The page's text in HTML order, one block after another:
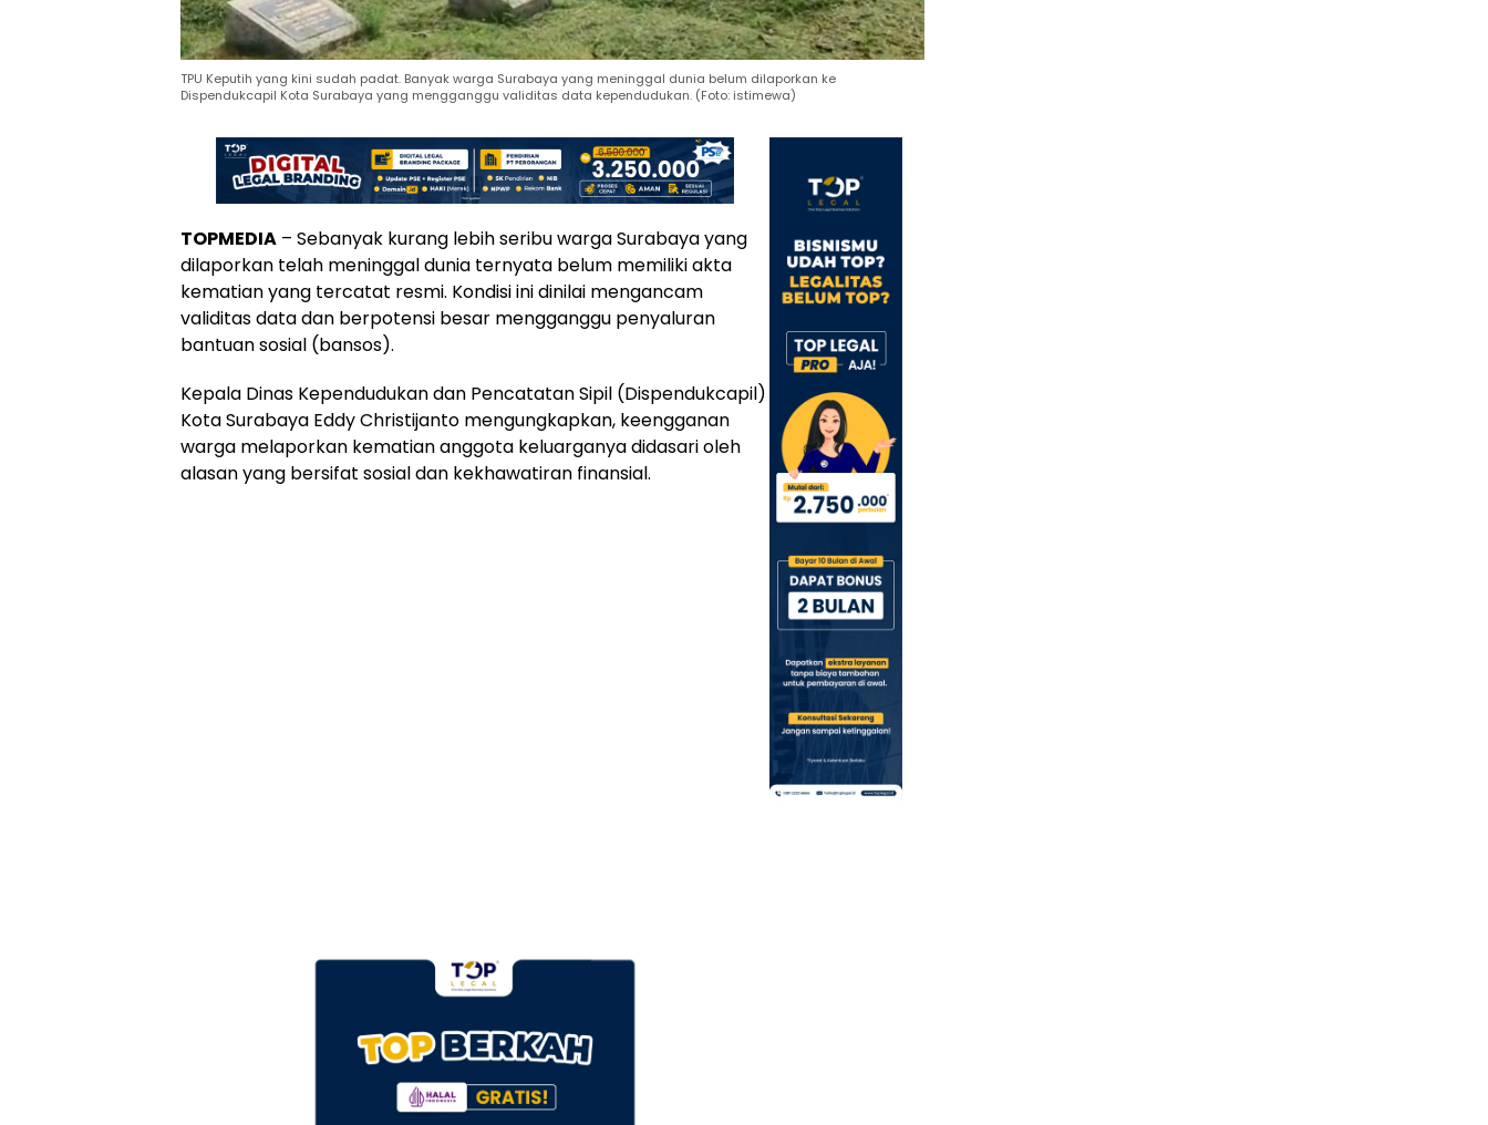
TPU Keputih yang kini sudah padat. Banyak warga Surabaya yang meninggal dunia belum dilaporkan ke
Dispendukcapil Kota Surabaya yang mengganggu validitas data kependudukan. (Foto: istimewa)
TOPMEDIA – Sebanyak kurang lebih seribu warga Surabaya yang
dilaporkan telah meninggal dunia ternyata belum memiliki akta
kematian yang tercatat resmi. Kondisi ini dinilai mengancam
validitas data dan berpotensi besar mengganggu penyaluran
bantuan sosial (bansos).
Kepala Dinas Kependudukan dan Pencatatan Sipil (Dispendukcapil)
Kota Surabaya Eddy Christijanto mengungkapkan, keengganan
warga melaporkan kematian anggota keluarganya didasari oleh
alasan yang bersifat sosial dan kekhawatiran finansial.